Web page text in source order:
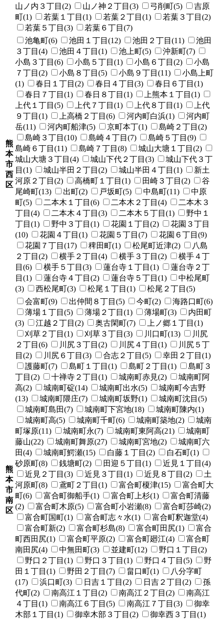
山ノ内３丁目(2)
山ノ神２丁目(3) 弓削町(5)
吉原
町(1)
若葉１丁目(1) 若葉２丁目(1)
若葉３丁目(2)
若葉５丁目(3)
若葉６丁目(7)
熊
本
市
西
区
池亀町(6) 池田１丁目(12) 池田２丁目(11)
池田
３丁目(4)
池田４丁目(1) 池上町(5)
沖新町(7)
小島３丁目(6)
小島５丁目(1) 小島６丁目(2)
小島
７丁目(2)
小島８丁目(5) 小島９丁目(11)
小島上町
(1)
春日１丁目(2) 春日４丁目(3)
春日６丁目(1)
春日７丁目(1)
春日８丁目(1)
上熊本１丁目(1)
上代１丁目(5)
上代７丁目(1) 上代８丁目(1)
上代
９丁目(1)
上高橋２丁目(6) 河内町白浜(1)
河内町
岳(11)
河内町船津(5) 京町本丁(1)
島崎２丁目(2)
島崎３丁目(10)
島崎４丁目(7)
島崎５丁目(9)
島崎６丁目(11)
島崎７丁目(8)
城山大塘１丁目(2)
城山大塘３丁目(4)
城山下代２丁目(3)
城山下代３丁
目(1)
城山半田２丁目(2) 城山半田４丁目(1)
新土
河原２丁目(2)
高橋町１丁目(1) 田崎３丁目(2)
谷
尾崎町(13)
出町(2) 戸坂町(5) 中島町(11)
中原
町(5)
二本木１丁目(6) 二本木２丁目(4)
二本木３
丁目(4)
二本木４丁目(3) 二本木５丁目(1)
野中１
丁目(1)
野中３丁目(1) 花園１丁目(2)
花園３丁目
(10)
花園４丁目(1) 花園５丁目(7)
花園６丁目(9)
花園７丁目(17)
稗田町(1) 松尾町近津(2)
八島
２丁目(2)
横手２丁目(4) 横手３丁目(2)
横手４丁
目(6)
横手５丁目(3) 蓮台寺１丁目(1)
蓮台寺２丁
目(1)
蓮台寺４丁目(2) 蓮台寺５丁目(1)
中松尾町
(3)
西松尾町(3) 松尾１丁目(1) 松尾２丁目(5)
熊
本
市
南
区
会富町(9) 出仲間８丁目(5) 今町(2)
海路口町(6)
薄場１丁目(5)
薄場２丁目(1) 薄場町(3)
内田町
(3)
江越２丁目(2) 奥古閑町(7)
上ノ郷１丁目(1)
刈草２丁目(1)
刈草３丁目(3) 川口町(13)
川尻
２丁目(6)
川尻３丁目(2) 川尻４丁目(1)
川尻５丁
目(2)
川尻６丁目(3) 合志２丁目(5)
幸田２丁目(1)
護藤町(7)
島町１丁目(1) 島町２丁目(1)
島町３
丁目(2)
十禅寺２丁目(1) 城南町赤見(2)
城南町阿
高(2)
城南町碇(14) 城南町出水(5)
城南町今吉野
(13)
城南町隈庄(7) 城南町坂野(1)
城南町沈目(5)
城南町島田(7)
城南町下宮地(18)
城南町陳内(1)
城南町高(5)
城南町千町(6) 城南町築地(2)
城南
町塚原(11)
城南町永(7) 城南町東阿高(21)
城南町
藤山(22)
城南町舞原(27) 城南町宮地(2)
城南町六
田(4)
城南町鰐瀬(15) 白藤１丁目(2)
白石町(1)
砂原町(8)
銭塘町(2) 田迎５丁目(1)
近見１丁目(4)
近見２丁目(3)
近見３丁目(1) 近見８丁目(2)
土
河原町(8)
鳶町２丁目(1) 富合町榎津(15)
富合町大
町(6)
富合町御船手(1) 富合町上杉(1)
富合町清藤
(2)
富合町木原(5) 富合町小岩瀬(8)
富合町莎崎(2)
富合町国町(1)
富合町志々水(1)
富合町釈迦堂(4)
富合町新(2)
富合町杉島(8) 富合町田尻(1)
富合
町西田尻(1)
富合町平原(2) 富合町廻江(4)
富合町
南田尻(4)
中無田町(3) 並建町(12)
野口１丁目(2)
野口２丁目(1)
野口３丁目(1) 野口４丁目(5)
野
田１丁目(1)
野田２丁目(7) 畠口町(1)
八分字町
(17)
浜口町(3) 日吉１丁目(2) 日吉２丁目(2)
孫
代町(2)
南高江１丁目(2) 南高江２丁目(2)
南高江
４丁目(1)
南高江６丁目(5) 南高江７丁目(3)
御幸
木部１丁目(1)
御幸木部３丁目(2)
御幸西３丁目(1)